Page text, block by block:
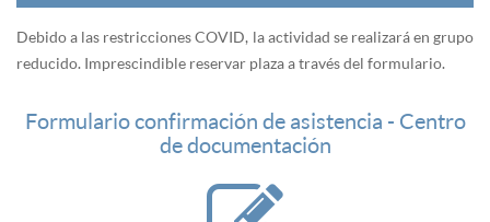
Debido a las restricciones COVID, la actividad se realizará en grupo
reducido. Imprescindible reservar plaza a través del formulario.
Formulario confirmación de asistencia - Centro
de documentación